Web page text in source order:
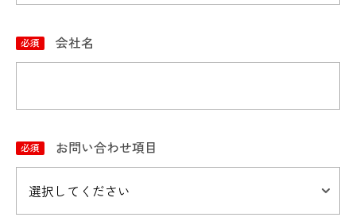
会社名
お問い合わせ項目